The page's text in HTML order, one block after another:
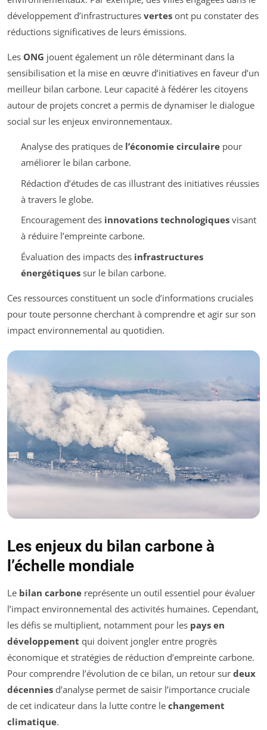
développement d’infrastructures vertes ont pu constater des
réductions significatives de leurs émissions.
Les ONG jouent également un rôle déterminant dans la
sensibilisation et la mise en œuvre d’initiatives en faveur d’un
meilleur bilan carbone. Leur capacité à fédérer les citoyens
autour de projets concret a permis de dynamiser le dialogue
social sur les enjeux environnementaux.
Analyse des pratiques de l’économie circulairepour
améliorer le bilan carbone.
Rédaction d’études de cas illustrant des initiatives réussies
à travers le globe.
Encouragement des innovations technologiquesvisant
à réduire l’empreinte carbone.
Évaluation des impacts des infrastructures
énergétiquessur le bilan carbone.
Ces ressources constituent un socle d’informations cruciales
pour toute personne cherchant à comprendre et agir sur son
impact environnemental au quotidien.
Les enjeux du bilan carbone à
l’échelle mondiale
Le bilan carbone représente un outil essentiel pour évaluer
l’impact environnemental des activités humaines. Cependant,
les défis se multiplient, notamment pour les pays en
développement qui doivent jongler entre progrès
économique et stratégies de réduction d’empreinte carbone.
Pour comprendre l’évolution de ce bilan, un retour sur deux
décennies d’analyse permet de saisir l’importance cruciale
de cet indicateur dans la lutte contre le changement
climatique.